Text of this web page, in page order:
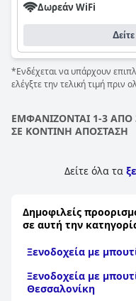
Δωρεάν WiFi
*Ενδέχεται να υπάρχουν
ελέγξτε την τελική τιμή πριν
ΕΜΦΑΝΙΖΟΝΤΑΙ 1-3 ΑΠΟ
ΣΕ ΚΟΝΤΙΝΗ ΑΠΟΣΤΑΣΗ
Δείτε όλα τα
Δημοφιλείς
σε αυτή την
Ξενοδοχεία με
Ξενοδοχεία με
Θεσσαλονίκη